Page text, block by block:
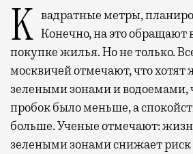
Квадратные метры, планировки, вид из окон. Конечно, на это
покупке жилья. Но не только.
москвичей отмечают, что хотят
зелеными зонами и водоемами,
пробок было меньше, а
больше. Ученые отмечают:
зелеными зонами снижает риск